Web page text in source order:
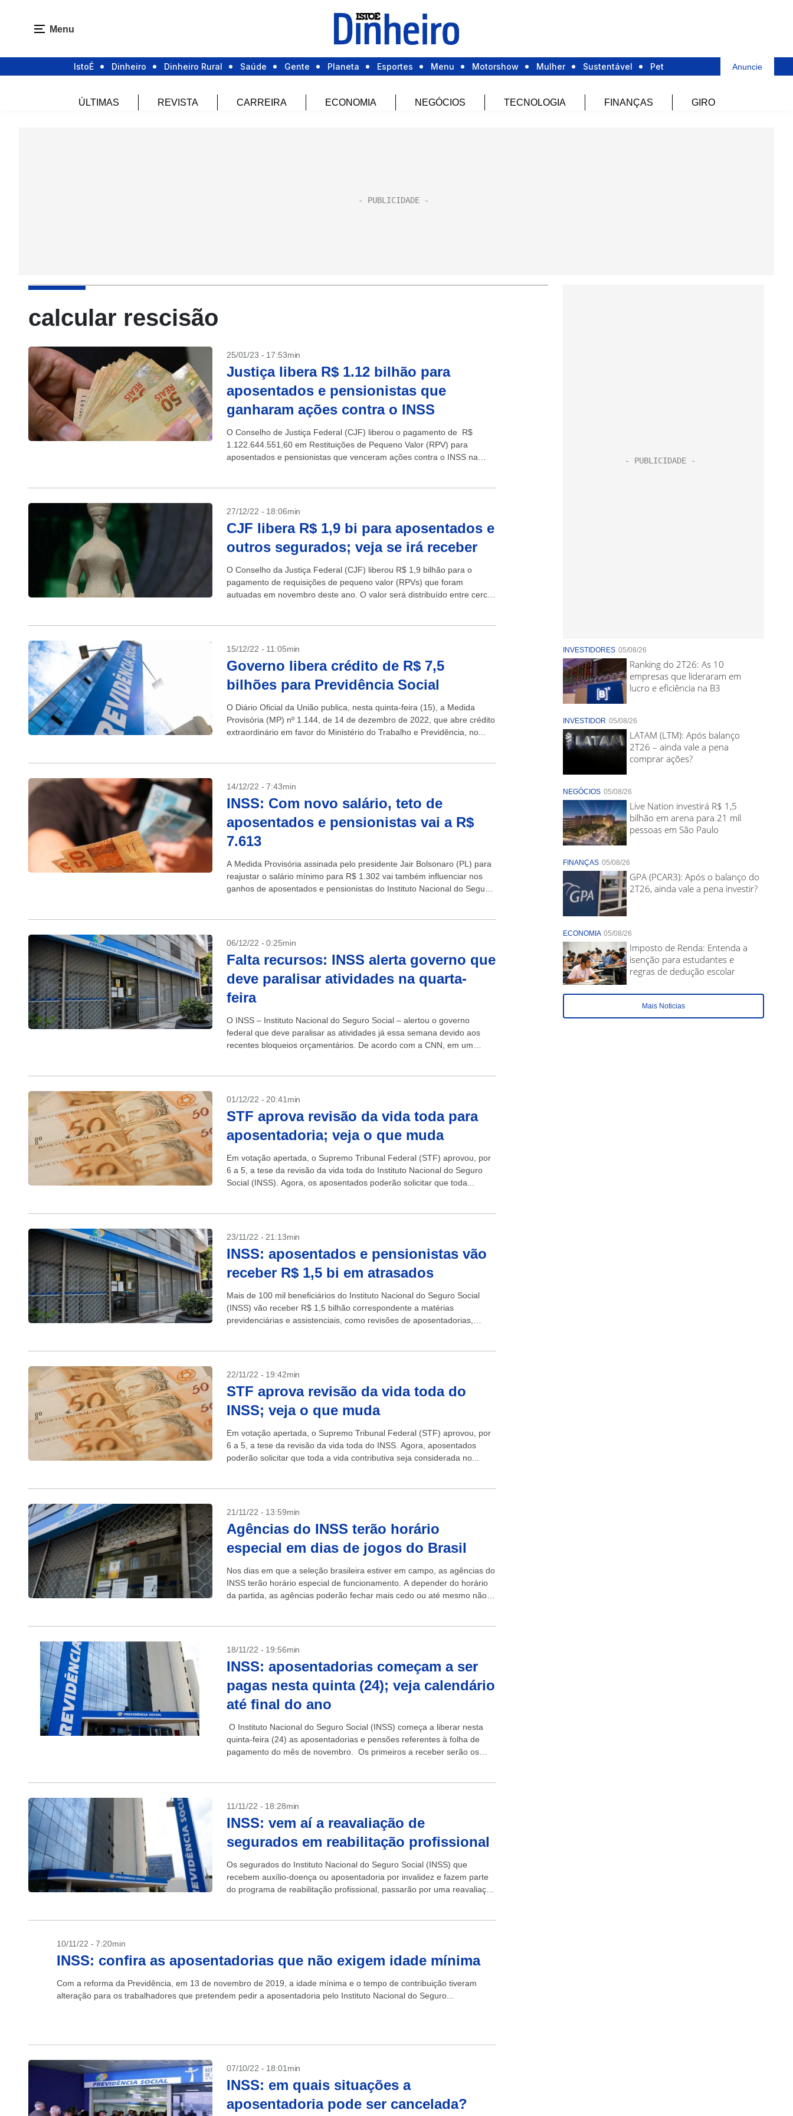
Menu
IstoÉ Dinheiro Dinheiro Rural Saúde Gente Planeta Esportes Menu Motorshow Mulher Sustentável Pet Anuncie
ÚLTIMAS REVISTA CARREIRA ECONOMIA NEGÓCIOS TECNOLOGIA FINANÇAS GIRO
calcular rescisão
25/01/23 - 17:53min
Justiça libera R$ 1.12 bilhão para
aposentados e pensionistas que
ganharam ações contra o INSS
O Conselho de Justiça Federal (CJF) liberou o pagamento de R$
1.122.644.551,60 em Restituições de Pequeno Valor (RPV) para
aposentados e pensionistas que venceram ações contra o INSS na
27/12/22 - 18:06min
CJF libera R$ 1,9 bi para aposentados e
outros segurados; veja se irá receber
O Conselho da Justiça Federal (CJF) liberou R$ 1,9 bilhão para o
pagamento de requisições de pequeno valor (RPVs) que foram
autuadas em novembro deste ano. O valor será distribuído entre cerca
15/12/22 - 11:05min
Governo libera crédito de R$ 7,5
bilhões para Previdência Social
O Diário Oficial da União publica, nesta quinta-feira (15), a Medida
Provisória (MP) nº 1.144, de 14 de dezembro de 2022, que abre crédito
extraordinário em favor do Ministério do Trabalho e Previdência, no...
14/12/22 - 7:43min
INSS: Com novo salário, teto de
aposentados e pensionistas vai a R$
7.613
A Medida Provisória assinada pelo presidente Jair Bolsonaro (PL) para
reajustar o salário mínimo para R$ 1.302 vai também influenciar nos
ganhos de aposentados e pensionistas do Instituto Nacional do Seguro
06/12/22 - 0:25min
Falta recursos: INSS alerta governo que
deve paralisar atividades na quarta-
feira
O INSS – Instituto Nacional do Seguro Social – alertou o governo
federal que deve paralisar as atividades já essa semana devido aos
recentes bloqueios orçamentários. De acordo com a CNN, em um
01/12/22 - 20:41min
STF aprova revisão da vida toda para
aposentadoria; veja o que muda
Em votação apertada, o Supremo Tribunal Federal (STF) aprovou, por
6 a 5, a tese da revisão da vida toda do Instituto Nacional do Seguro
Social (INSS). Agora, os aposentados poderão solicitar que toda...
23/11/22 - 21:13min
INSS: aposentados e pensionistas vão
receber R$ 1,5 bi em atrasados
Mais de 100 mil beneficiários do Instituto Nacional do Seguro Social
(INSS) vão receber R$ 1,5 bilhão correspondente a matérias
previdenciárias e assistenciais, como revisões de aposentadorias,
22/11/22 - 19:42min
STF aprova revisão da vida toda do
INSS; veja o que muda
Em votação apertada, o Supremo Tribunal Federal (STF) aprovou, por
6 a 5, a tese da revisão da vida toda do INSS. Agora, aposentados
poderão solicitar que toda a vida contributiva seja considerada no...
21/11/22 - 13:59min
Agências do INSS terão horário
especial em dias de jogos do Brasil
Nos dias em que a seleção brasileira estiver em campo, as agências do
INSS terão horário especial de funcionamento. A depender do horário
da partida, as agências poderão fechar mais cedo ou até mesmo não
18/11/22 - 19:56min
INSS: aposentadorias começam a ser
pagas nesta quinta (24); veja calendário
até final do ano
O Instituto Nacional do Seguro Social (INSS) começa a liberar nesta
quinta-feira (24) as aposentadorias e pensões referentes à folha de
pagamento do mês de novembro. Os primeiros a receber serão os
11/11/22 - 18:28min
INSS: vem aí a reavaliação de
segurados em reabilitação profissional
Os segurados do Instituto Nacional do Seguro Social (INSS) que
recebem auxílio-doença ou aposentadoria por invalidez e fazem parte
do programa de reabilitação profissional, passarão por uma reavaliação
10/11/22 - 7:20min
INSS: confira as aposentadorias que não exigem idade mínima
Com a reforma da Previdência, em 13 de novembro de 2019, a idade mínima e o tempo de contribuição tiveram
alteração para os trabalhadores que pretendem pedir a aposentadoria pelo Instituto Nacional do Seguro...
07/10/22 - 18:01min
INSS: em quais situações a
aposentadoria pode ser cancelada?
INVESTIDORES 05/08/26
Ranking do 2T26: As 10
empresas que lideraram em
lucro e eficiência na B3
INVESTIDOR 05/08/26
LATAM (LTM): Após balanço
2T26 – ainda vale a pena
comprar ações?
NEGÓCIOS 05/08/26
Live Nation investirá R$ 1,5
bilhão em arena para 21 mil
pessoas em São Paulo
FINANÇAS 05/08/26
GPA (PCAR3): Após o balanço do
2T26, ainda vale a pena investir?
ECONOMIA 05/08/26
Imposto de Renda: Entenda a
isenção para estudantes e
regras de dedução escolar
Mais Noticias